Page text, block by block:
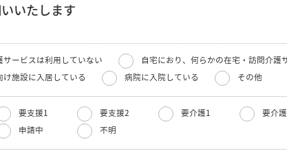
いたします
サービスは利用していない
自宅におり、何らかの在宅・訪問介護
施設に入居している
病院に入院している その他
要支援1 要支援2 要介護1 要介
申請中 不明